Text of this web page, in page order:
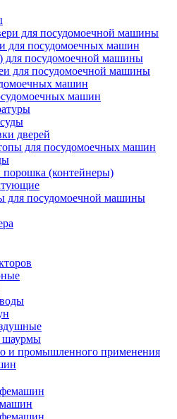
для посудомоечной машины
для посудомоечных машин
посудомоечной машины
для посудомоечной машины
машин
машин
дверей
для посудомоечных машин
порошка (контейнеры)
для посудомоечной машины
шаурмы
и промышленного применения